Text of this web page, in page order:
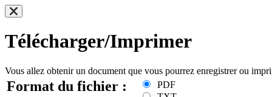
Télécharger/Imprimer
Vous allez obtenir un document que vous pourrez enregistrer ou
Format du fichier :
PDF